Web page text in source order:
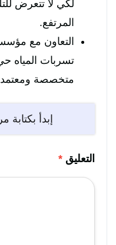
لكي لا تتعرض
المرتفع.
التعاون مع
تسربات المياه
متخصصة
إبدأ بكتابة
التعليق *